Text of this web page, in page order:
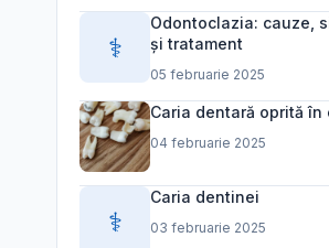
⚕️
Odontoclazia: cauze,
și tratament
05 februarie 2025
Caria dentară oprită în
04 februarie 2025
⚕️
Caria dentinei
03 februarie 2025